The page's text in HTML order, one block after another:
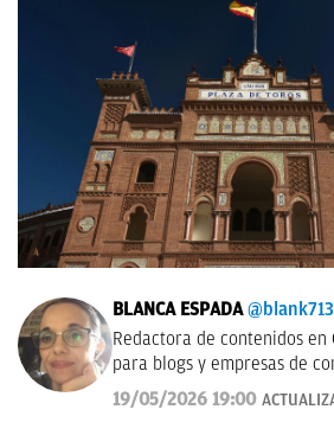
BLANCA ESPADA
Redactora de contenidos en
para blogs y empresas de
desde 2007.
19/05/2026 19:00